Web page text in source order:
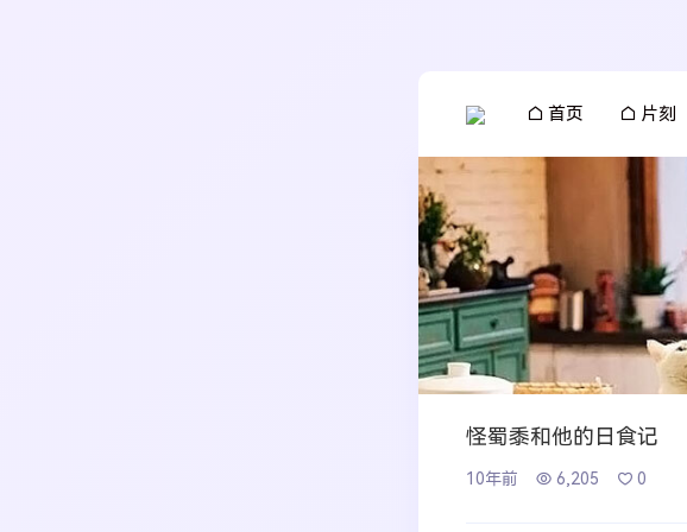
首页 片刻
怪蜀黍和他的日食记
10年前 6,205 0